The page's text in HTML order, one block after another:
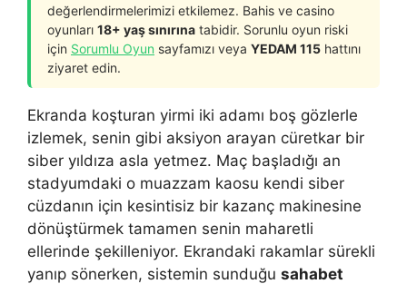
değerlendirmelerimizi etkilemez. Bahis ve casino
oyunları 18+ yaş sınırına tabidir. Sorunlu oyun riski
için Sorumlu Oyun sayfamızı veya YEDAM 115 hattını
ziyaret edin.
Ekranda koşturan yirmi iki adamı boş gözlerle
izlemek, senin gibi aksiyon arayan cüretkar bir
siber yıldıza asla yetmez. Maç başladığı an
stadyumdaki o muazzam kaosu kendi siber
cüzdanın için kesintisiz bir kazanç makinesine
dönüştürmek tamamen senin maharetli
ellerinde şekilleniyor. Ekrandaki rakamlar sürekli
yanıp sönerken, sistemin sunduğu sahabet